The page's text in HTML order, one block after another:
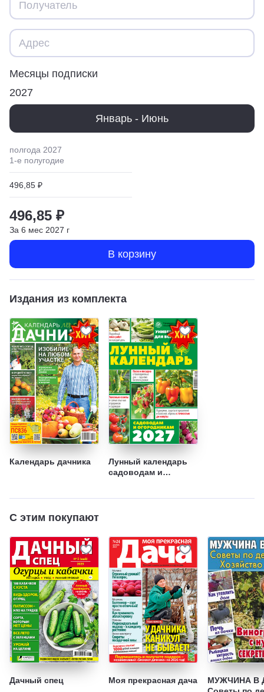
Месяцы подписки
2027
Январь - Июнь
полгода 2027
1-е полугодие
496,85 ₽
496,85 ₽
За 6 мес 2027 г
В корзину
Издания из комплекта
Календарь дачника
Лунный календарь
садоводам и
С этим покупают
Дачный спец
Моя прекрасная дача
МУЖЧИНА В